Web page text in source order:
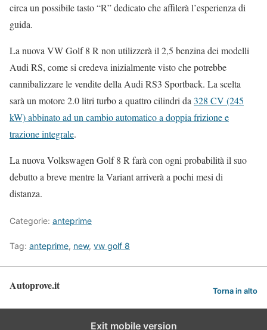
circa un possibile tasto “R” dedicato che affilerà l’esperienza di
guida.
La nuova VW Golf 8 R non utilizzerà il 2,5 benzina dei modelli
Audi RS, come si credeva inizialmente visto che potrebbe
cannibalizzare le vendite della Audi RS3 Sportback. La scelta
sarà un motore 2.0 litri turbo a quattro cilindri da 328 CV (245
kW) abbinato ad un cambio automatico a doppia frizione e
trazione integrale.
La nuova Volkswagen Golf 8 R farà con ogni probabilità il suo
debutto a breve mentre la Variant arriverà a pochi mesi di
distanza.
Categorie: anteprime
Tag: anteprime, new, vw golf 8
Autoprove.it Torna in alto
Exit mobile version